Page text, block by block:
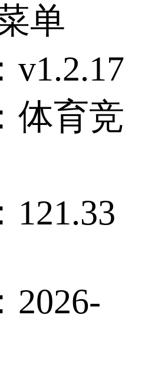
单
v1.2.17
体育竞
121.33
2026-